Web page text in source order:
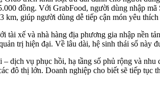
đồng. Với GrabFood, người dùng nhập
km, giúp người dùng dễ tiếp cận món yêu
tài xế và nhà hàng địa phương gia nhập nền
trị hiện đại. Về lâu dài, hệ sinh thái số
dịch vụ phục hồi, hạ tầng số phủ rộng và
đô thị lớn. Doanh nghiệp cho biết sẽ tiếp tục